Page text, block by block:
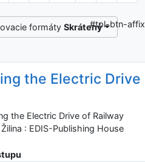
formátySkrátený#tpl-btn-affix
the Electric Drive
the Electric Drive of Railway
: EDIS-Publishing House